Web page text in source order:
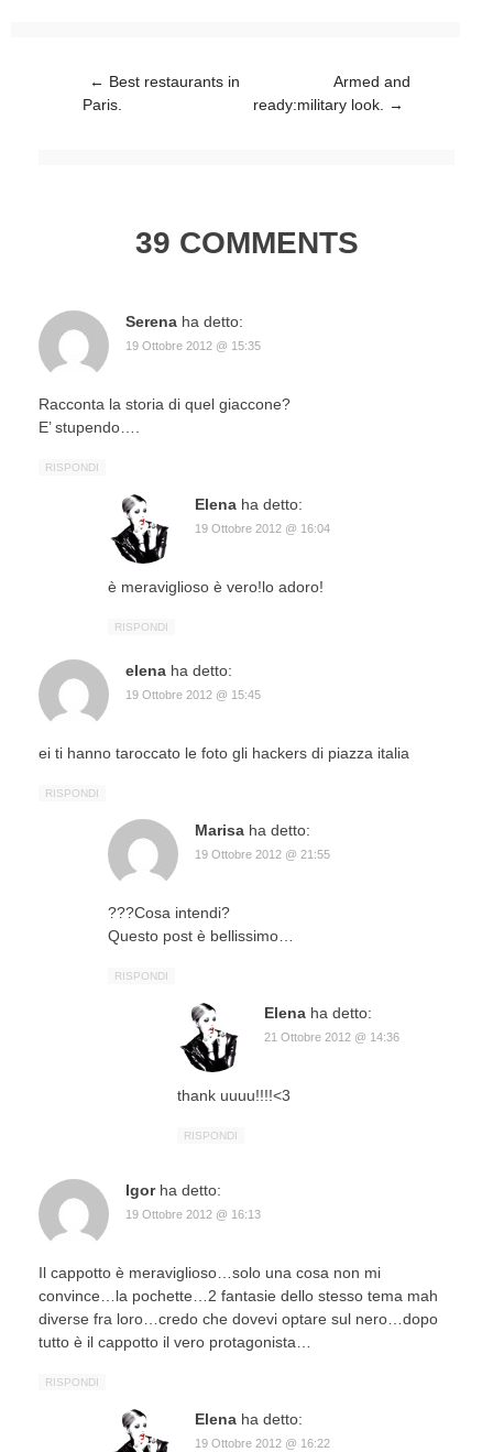
Post navigation
← Best restaurants in
Paris.
Armed and
ready:military look.
→
39 COMMENTS
Serena ha detto:
19 Ottobre 2012 @ 15:35
Racconta la storia di quel giaccone?
E’ stupendo….
RISPONDI
Elena ha detto:
19 Ottobre 2012 @ 16:04
è meraviglioso è vero!lo adoro!
RISPONDI
elena ha detto:
19 Ottobre 2012 @ 15:45
ei ti hanno taroccato le foto gli hackers di piazza italia
RISPONDI
Marisa ha detto:
19 Ottobre 2012 @ 21:55
???Cosa intendi?
Questo post è bellissimo…
RISPONDI
Elena ha detto:
21 Ottobre 2012 @ 14:36
thank uuuu!!!!<3
RISPONDI
Igor ha detto:
19 Ottobre 2012 @ 16:13
Il cappotto è meraviglioso…solo una cosa non mi
convince…la pochette…2 fantasie dello stesso tema mah
diverse fra loro…credo che dovevi optare sul nero…dopo
tutto è il cappotto il vero protagonista…
RISPONDI
Elena ha detto:
19 Ottobre 2012 @ 16:22